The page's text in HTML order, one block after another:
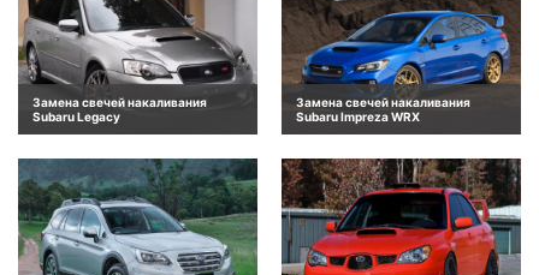
Замена свечей накаливания
Subaru Legacy
Замена свечей накаливания
Subaru Impreza WRX